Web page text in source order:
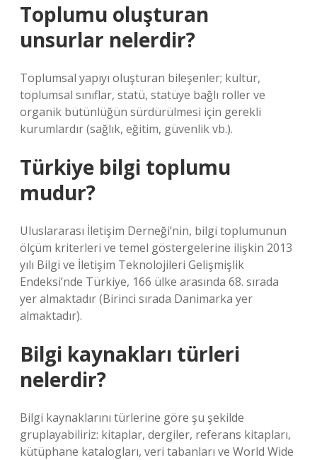
Toplumu oluşturan
unsurlar nelerdir?
Toplumsal yapıyı oluşturan bileşenler; kültür,
toplumsal sınıflar, statü, statüye bağlı roller ve
organik bütünlüğün sürdürülmesi için gerekli
kurumlardır (sağlık, eğitim, güvenlik vb.).
Türkiye bilgi toplumu
mudur?
Uluslararası İletişim Derneği’nin, bilgi toplumunun
ölçüm kriterleri ve temel göstergelerine ilişkin 2013
yılı Bilgi ve İletişim Teknolojileri Gelişmişlik
Endeksi’nde Türkiye, 166 ülke arasında 68. sırada
yer almaktadır (Birinci sırada Danimarka yer
almaktadır).
Bilgi kaynakları türleri
nelerdir?
Bilgi kaynaklarını türlerine göre şu şekilde
gruplayabiliriz: kitaplar, dergiler, referans kitapları,
kütüphane katalogları, veri tabanları ve World Wide